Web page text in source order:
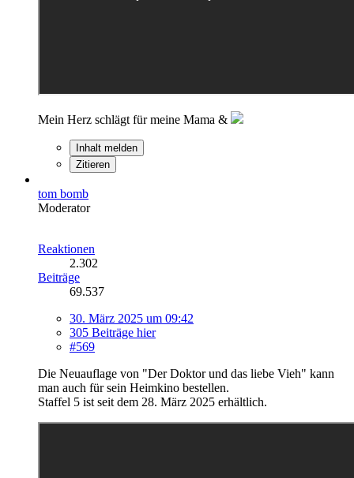
Mein Herz schlägt für meine Mama &
Inhalt melden
Zitieren
tom bomb
Moderator
Reaktionen
2.302
Beiträge
69.537
30. März 2025 um 09:42
305 Beiträge hier
#569
Die Neuauflage von "Der Doktor und das liebe Vieh" kann
man auch für sein Heimkino bestellen.
Staffel 5 ist seit dem 28. März 2025 erhältlich.